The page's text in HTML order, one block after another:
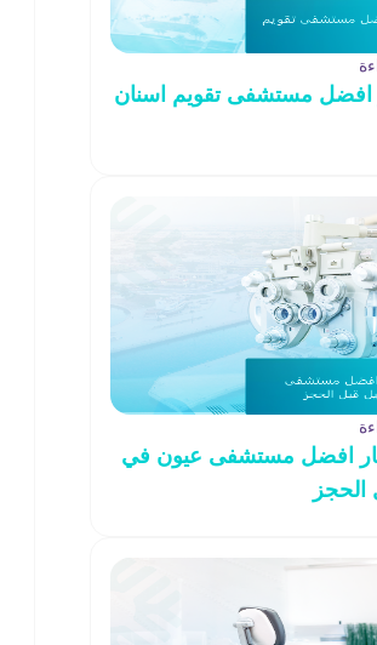
افضل مستشفى تقويم اسنان
افضل مستشفى عيون في
الحجز